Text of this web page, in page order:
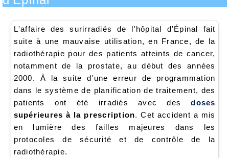
L'affaire des surirradiés de l'hôpital d'Épinal fait
suite à une mauvaise utilisation, en France, de la
radiothérapie pour des patients atteints de cancer,
notamment de la prostate, au début des années
2000. À la suite d'une erreur de programmation
dans le système de planification de traitement, des
patients ont été irradiés avec desdoses
supérieures à la prescription. Cet accident a mis
en lumière des failles majeures dans les
protocoles de sécurité et de contrôle de la
radiothérapie.